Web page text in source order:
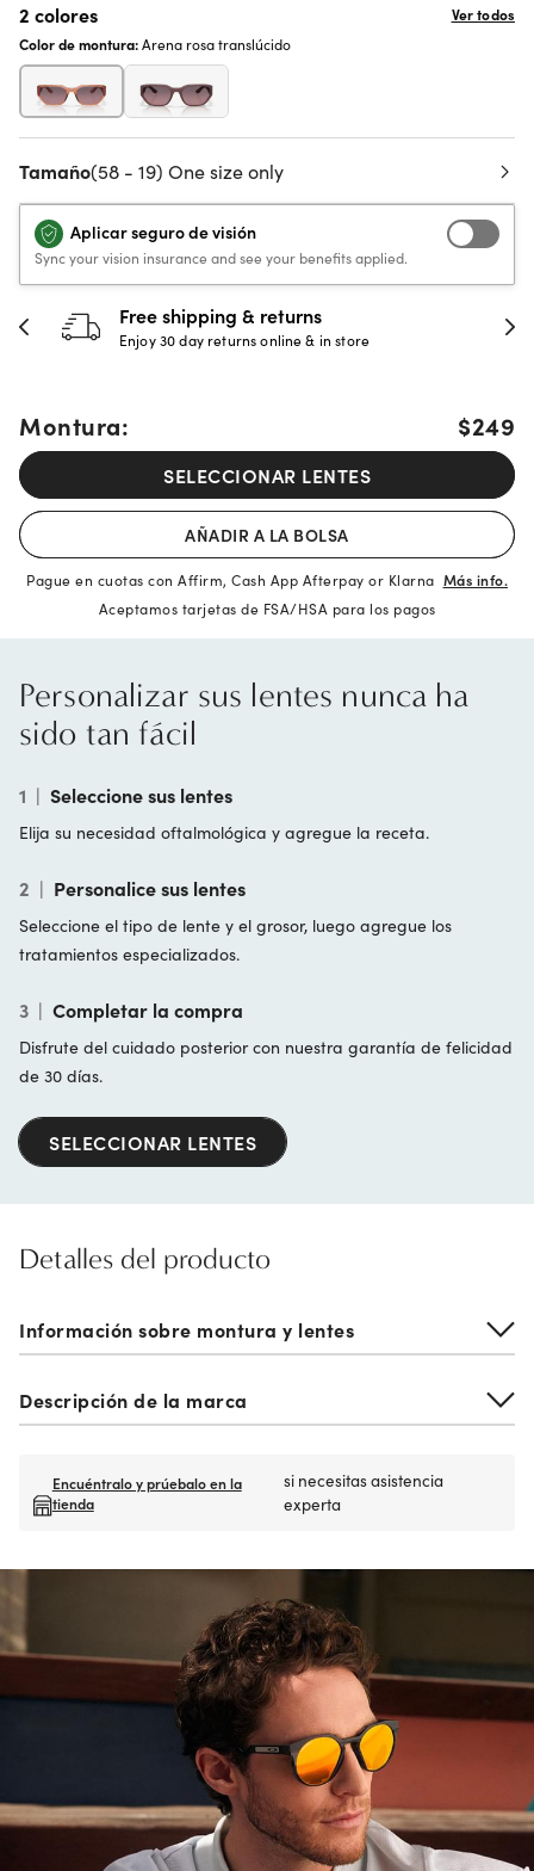
2 colores
Ver todos
Color de montura:Arena rosa translúcido
Tamaño(58 - 19) One size only
Aplicar seguro de visión
Sync your vision insurance and see your benefits applied.
30-day happiness guarantee
Full refund or replacement within 30 days
Montura: $249
SELECCIONAR LENTES
AÑADIR A LA BOLSA
Pague en cuotas con Affirm, Cash App Afterpay or Klarna Más info.
Aceptamos tarjetas de FSA/HSA para los pagos
Personalizar sus lentes nunca ha
sido tan fácil
1 | Seleccione sus lentes
Elija su necesidad oftalmológica y agregue la receta.
2 | Personalice sus lentes
Seleccione el tipo de lente y el grosor, luego agregue los
tratamientos especializados.
3 | Completar la compra
Disfrute del cuidado posterior con nuestra garantía de felicidad
de 30 días.
SELECCIONAR LENTES
Detalles del producto
Información sobre montura y lentes
Descripción de la marca
Encuéntralo y prúebalo en la
tienda
si necesitas asistencia
experta